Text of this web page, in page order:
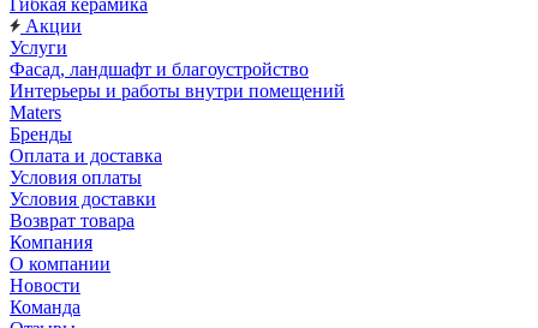
Гибкая керамика
Акции
Услуги
Фасад, ландшафт и благоустройство
Интерьеры и работы внутри помещений
Maters
Бренды
Оплата и доставка
Условия оплаты
Условия доставки
Возврат товара
Компания
О компании
Новости
Команда